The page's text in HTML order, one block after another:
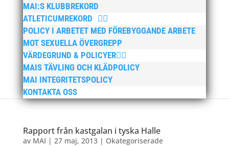
MAI:S KLUBBREKORD
ATLETICUMREKORD
POLICY I ARBETET MED FÖREBYGGANDE ARBETE
MOT SEXUELLA ÖVERGREPP
VÄRDEGRUND & POLICYER
MAIS TÄVLING OCH KLÄDPOLICY
MAI INTEGRITETSPOLICY
KONTAKTA OSS
Rapport från kastgalan i tyska Halle
av MAI | 27 maj, 2013| Okategoriserade